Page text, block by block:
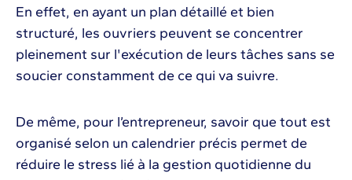
En effet, en ayant un plan détaillé et bien
structuré, les ouvriers peuvent se concentrer
pleinement sur l'exécution de leurs tâches sans se
soucier constamment de ce qui va suivre.
De même, pour l’entrepreneur, savoir que tout est
organisé selon un calendrier précis permet de
réduire le stress lié à la gestion quotidienne du